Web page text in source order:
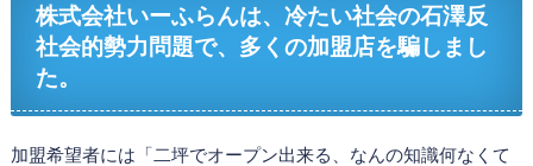
株式会社いーふらんは、冷たい社会の石澤反
社会的勢力問題で、多くの加盟店を騙しまし
た。
加盟希望者には「二坪でオープン出来る、なんの知識何なくて